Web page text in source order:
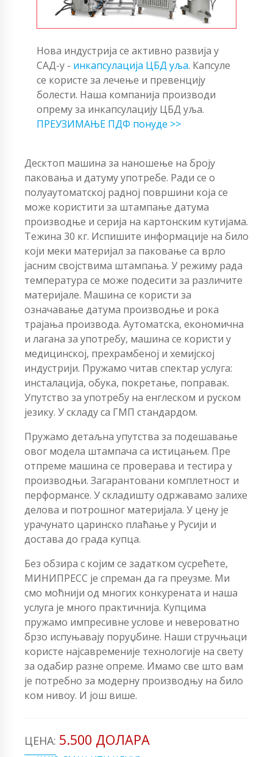
Нова индустрија се активно развија у
САД-у - инкапсулација ЦБД уља. Капсуле
се користе за лечење и превенцију
болести. Наша компанија производи
опрему за инкапсулацију ЦБД уља.
ПРЕУЗИМАЊЕ ПДФ понуде >>
Десктоп машина за наношење на броју
паковања и датуму употребе. Ради се о
полуаутоматској радној површини која се
може користити за штампање датума
производње и серија на картонским кутијама.
Тежина 30 кг. Испишите информације на било
који меки материјал за паковање са врло
јасним својствима штампања. У режиму рада
температура се може подесити за различите
материјале. Машина се користи за
означавање датума производње и рока
трајања производа. Аутоматска, економична
и лагана за употребу, машина се користи у
медицинској, прехрамбеној и хемијској
индустрији. Пружамо читав спектар услуга:
инсталација, обука, покретање, поправак.
Упутство за употребу на енглеском и руском
језику. У складу са ГМП стандардом.
Пружамо детаљна упутства за подешавање
овог модела штампача са истицањем. Пре
отпреме машина се проверава и тестира у
производњи. Загарантовани комплетност и
перформансе. У складишту одржавамо залихе
делова и потрошног материјала. У цену је
урачунато царинско плаћање у Русији и
достава до града купца.
Без обзира с којим се задатком сусрећете,
МИНИПРЕСС је спреман да га преузме. Ми
смо моћнији од многих конкурената и наша
услуга је много практичнија. Купцима
пружамо импресивне услове и невероватно
брзо испуњавају поруџбине. Наши стручњаци
користе најсавременије технологије на свету
за одабир разне опреме. Имамо све што вам
је потребно за модерну производњу на било
ком нивоу. И још више.
ЦЕНА: 5.500 ДОЛАРА